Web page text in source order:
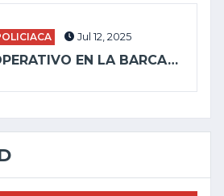
Jul 12, 2025
EN LA BARCA…